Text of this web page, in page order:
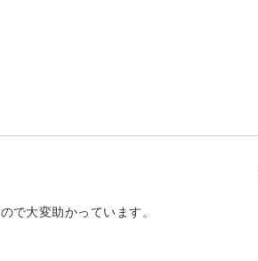
で大変助かっています。